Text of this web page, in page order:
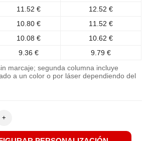
11.52 €
12.52 €
10.80 €
11.52 €
10.08 €
10.62 €
9.36 € 9.79 €
marcaje; segunda columna incluye
a un color o por láser dependiendo del
+